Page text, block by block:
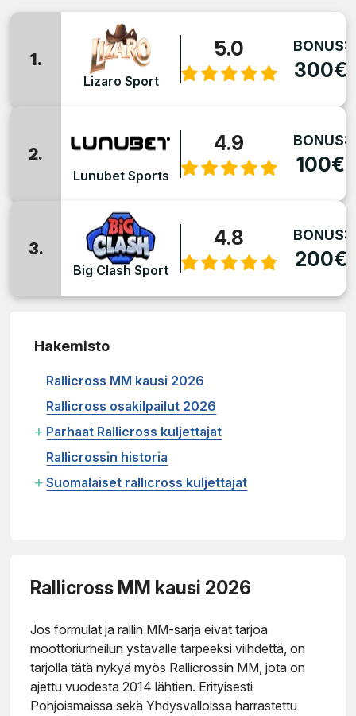
1.
Lizaro Sport
5.0 BONUS:
300€
2.
Lunubet Sports
4.9 BONUS:
100€
3.
Big Clash Sport
4.8 BONUS:
200€
Hakemisto
Rallicross MM kausi 2026
Rallicross osakilpailut 2026
+ Parhaat Rallicross kuljettajat
Rallicrossin historia
+ Suomalaiset rallicross kuljettajat
Rallicross MM kausi 2026
Jos formulat ja rallin MM-sarja eivät tarjoa
moottoriurheilun ystävälle tarpeeksi viihdettä, on
tarjolla tätä nykyä myös Rallicrossin MM, jota on
ajettu vuodesta 2014 lähtien. Erityisesti
Pohjoismaissa sekä Yhdysvalloissa harrastettu